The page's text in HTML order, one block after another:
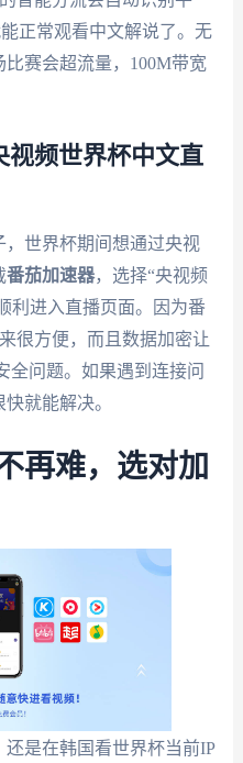
正常观看中文解说了。无
赛会超流量，100M带宽
频世界杯中文直
世界杯期间想通过央视
番茄加速器，选择“央视频
利进入直播页面。因为番
很方便，而且数据加密让
全问题。如果遇到连接问
就能解决。
再难，选对加
是在韩国看世界杯当前IP